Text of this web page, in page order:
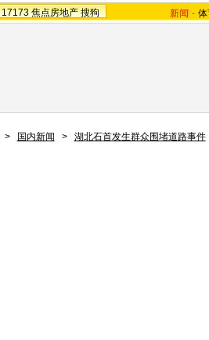
17173 焦点房地产 搜狗 新闻 -
> 国内新闻 > 湖北石首发生群众围堵道路事件